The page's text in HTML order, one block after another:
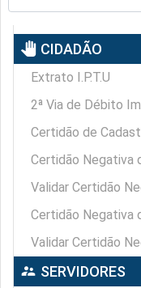
pan_tool CIDADÃO
Extrato I.P.T.U
2ª Via de Débito
Certidão de
Certidão Negativa
Validar Certidão
Certidão Negativa
Validar Certidão
supervisor_account SERVIDORES